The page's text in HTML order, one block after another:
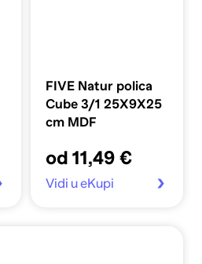
FIVE Natur polica
Cube 3/1 25X9X25
cm MDF
od 11,49 €
Vidi u eKupi